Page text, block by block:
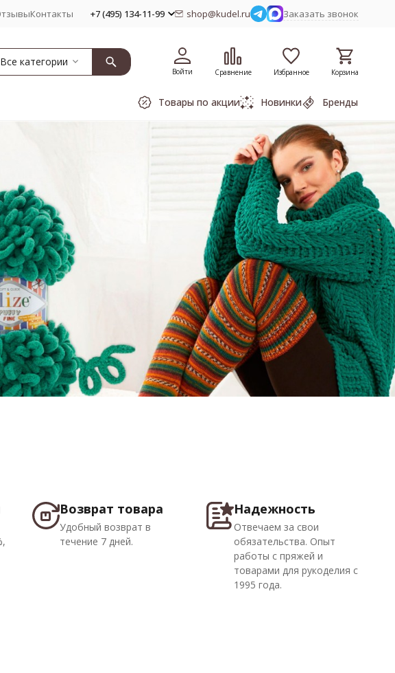
Контакты +7 (495) 134-11-99 shop@kudel.ru Заказать звонок
Все категории
Войти Сравнение Избранное Корзина
Товары по акции Новинки Бренды
Возврат товара
Удобный возврат в
течение 7 дней.
Надежность
Отвечаем за свои
обязательства. Опыт
работы с пряжей и
товарами для рукоделия с
1995 года.